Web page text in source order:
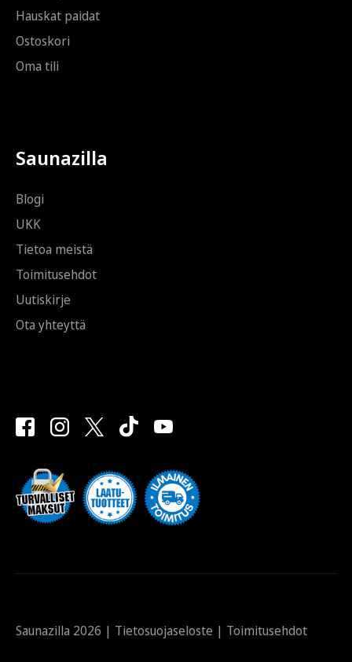
Hauskat paidat
Ostoskori
Oma tili
Saunazilla
Blogi
UKK
Tietoa meistä
Toimitusehdot
Uutiskirje
Ota yhteyttä
Saunazilla 2026 | Tietosuojaseloste | Toimitusehdot